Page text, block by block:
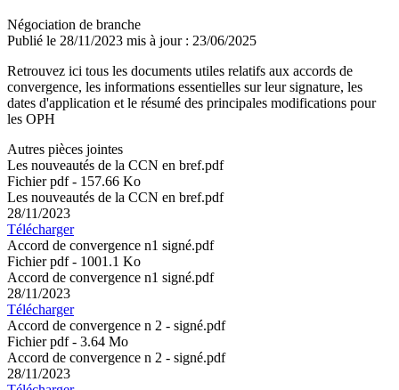
Négociation de branche
Publié le 28/11/2023 mis à jour : 23/06/2025
Retrouvez ici tous les documents utiles relatifs aux accords de
convergence, les informations essentielles sur leur signature, les
dates d'application et le résumé des principales modifications pour
les OPH
Autres pièces jointes
Les nouveautés de la CCN en bref.pdf
Fichier pdf - 157.66 Ko
Les nouveautés de la CCN en bref.pdf
28/11/2023
Télécharger
Accord de convergence n1 signé.pdf
Fichier pdf - 1001.1 Ko
Accord de convergence n1 signé.pdf
28/11/2023
Télécharger
Accord de convergence n 2 - signé.pdf
Fichier pdf - 3.64 Mo
Accord de convergence n 2 - signé.pdf
28/11/2023